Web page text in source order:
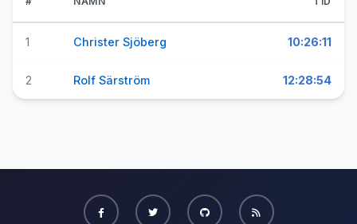
1 Christer Sjöberg 10:26:11
2 Rolf Särström 12:28:54